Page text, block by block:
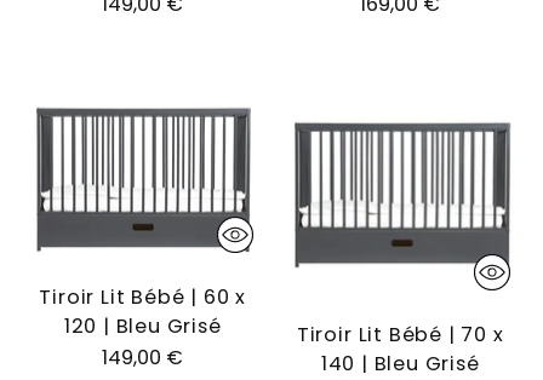
Tiroir Lit Bébé | 60 x
120 | Bleu Grisé
149,00 €
Tiroir Lit Bébé | 70 x
140 | Bleu Grisé